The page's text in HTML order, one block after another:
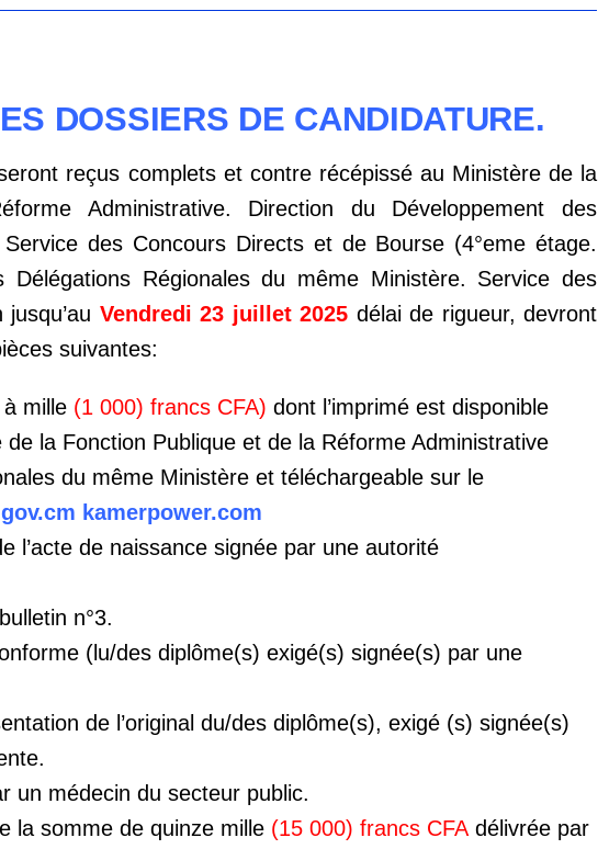
DOSSIERS DE CANDIDATURE.
reçus complets et contre récépissé au Ministère de la
Administrative. Direction du Développement des
des Concours Directs et de Bourse (4°eme étage.
Régionales du même Ministère. Service des
Vendredi 23 juillet 2025 délai de rigueur, devront
suivantes:
mille (1 000) francs CFA) dont l’imprimé est disponible
la Fonction Publique et de la Réforme Administrative
du même Ministère et téléchargeable sur le
kamerpower.com
l’acte de naissance signée par une autorité
n°3.
(lu/des diplôme(s) exigé(s) signée(s) par une
de l’original du/des diplôme(s), exigé (s) signée(s)
un médecin du secteur public.
la somme de quinze mille (15 000) francs CFA délivrée par